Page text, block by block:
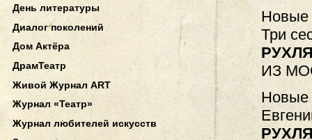
Новые
Три
ИЗ
Новые
День литературы
Диалог поколений
Дом Актёра
ДрамТеатр
Живой Журнал ART
Журнал «Театр»
Журнал любителей искусств